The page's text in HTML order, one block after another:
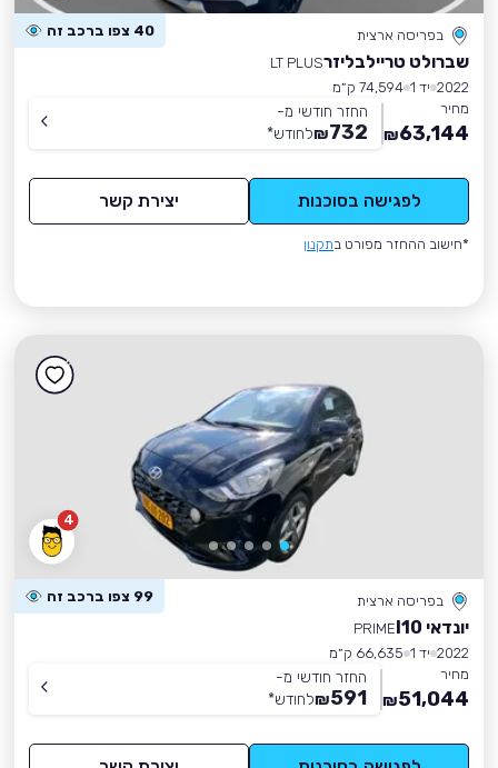
בפריסה ארצית 40 צפו ברכב זה
שברולט טריילבליזרLT PLUS
2022 יד 1
74,594 ק״מ
מחיר
63,144
₪
החזר חודשי מ-
732
₪לחודש*
לפגישה בסוכנות יצירת קשר
*חישוב ההחזר מפורט בתקנון
4
בפריסה ארצית 99 צפו ברכב זה
יונדאי I10
PRIME
2022 יד 1
66,635 ק״מ
מחיר
51,044
₪
החזר חודשי מ-
591
₪לחודש*